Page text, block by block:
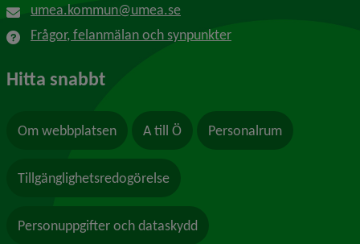
umea.kommun@umea.se
Frågor, felanmälan och synpunkter
Hitta snabbt
Om webbplatsen A till Ö Personalrum
Tillgänglighetsredogörelse
Personuppgifter och dataskydd